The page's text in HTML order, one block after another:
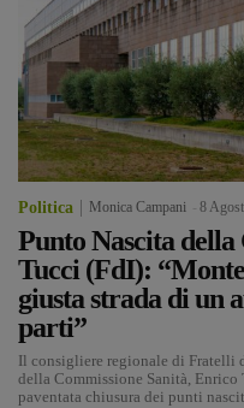
Politica Monica Campani 8
Punto Nascita
Tucci (FdI):
giusta strada di un
parti”
Il consigliere regionale di Fratelli
della Commissione Sanità,
paventata chiusura dei punti